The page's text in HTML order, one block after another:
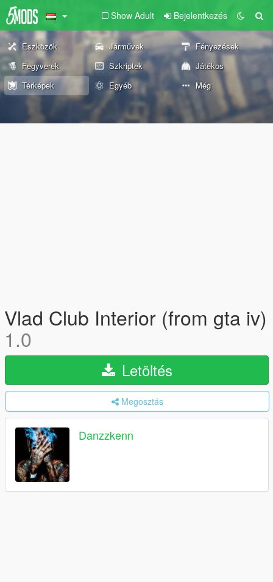
Show Adult Bejelentkezés
Eszközök Járművek
Fényezések
Fegyverek
Szkriptek
Játékos
Térképek
Egyéb Még
Vlad Club Interior (from gta iv)
1.0
Letöltés
Megosztás
Danzzkenn